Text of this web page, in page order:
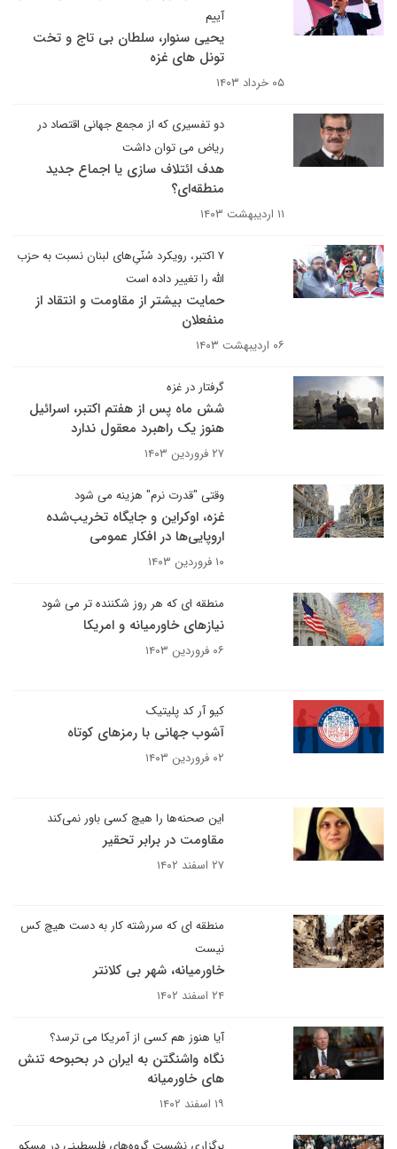
آییم
یحیی سنوار، سلطان بی تاج و تخت
تونل های غزه
۰۵ خرداد ۱۴۰۳
دو تفسیری که از مجمع جهانی اقتصاد در
ریاض می توان داشت
هدف ائتلاف‌ سازی یا اجماع جدید
منطقه‌ای؟
۱۱ اردیبهشت ۱۴۰۳
۷ اکتبر، رویکرد سُنّیِ‌های لبنان نسبت به حزب
الله را تغییر داده است
حمایت بیشتر از مقاومت و انتقاد از
منفعلان
۰۶ اردیبهشت ۱۴۰۳
گرفتار در غزه
شش ماه پس از هفتم اکتبر، اسرائیل
هنوز یک راهبرد معقول ندارد
۲۷ فروردین ۱۴۰۳
وقتی "قدرت نرم" هزینه می شود
غزه، اوکراین و جایگاه تخریب‌شده
اروپایی‌ها در افکار عمومی
۱۰ فروردین ۱۴۰۳
منطقه ای که هر روز شکننده تر می شود
نیازهای خاورمیانه و امریکا
۰۶ فروردین ۱۴۰۳
کیو آر کد پلیتیک
آشوب جهانی با رمزهای کوتاه
۰۲ فروردین ۱۴۰۳
این صحنه‌ها را هیچ کسی باور نمی‌کند
مقاومت در برابر تحقیر
۲۷ اسفند ۱۴۰۲
منطقه ای که سررشته کار به دست هیچ کس
نیست
خاورمیانه، شهر بی کلانتر
۲۴ اسفند ۱۴۰۲
آیا هنوز هم کسی از آمریکا می ترسد؟
نگاه واشنگتن به ایران در بحبوحه تنش
های خاورمیانه
۱۹ اسفند ۱۴۰۲